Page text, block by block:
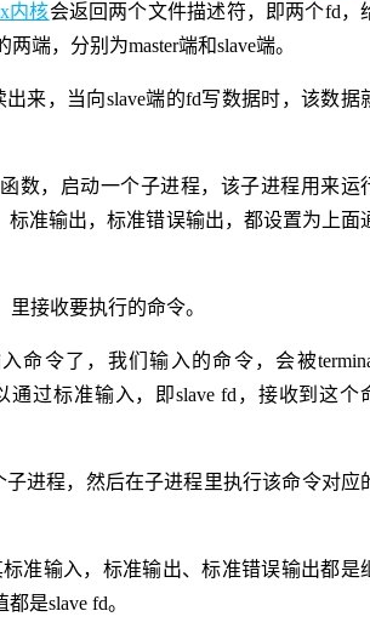
内核会返回两个文件描述符，即两个fd，
端，分别为master端和slave端。
来，当向slave端的fd写数据时，该数据
数，启动一个子进程，该子进程用来运
标准输出，标准错误输出，都设置为上面
接收要执行的命令。
命令了，我们输入的命令，会被
通过标准输入，即slave fd，接收到这个
进程，然后在子进程里执行该命令对应
准输入，标准输出、标准错误输出都是
是slave fd。